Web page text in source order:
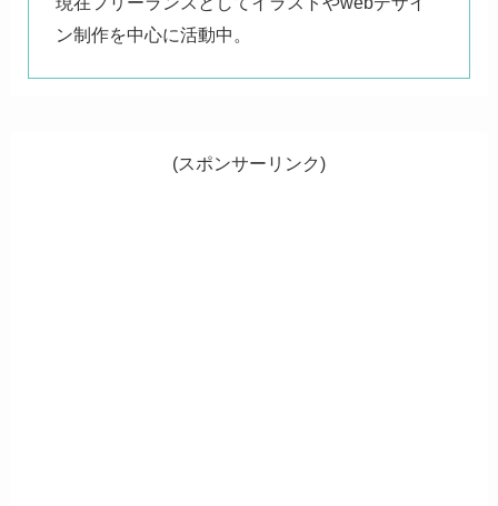
ン制作を中心に活動中。
(スポンサーリンク)